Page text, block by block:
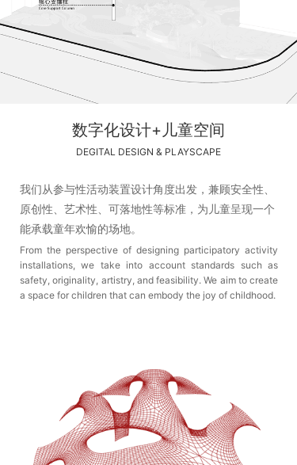
数字化设计+儿童空间
DEGITAL DESIGN & PLAYSCAPE
From the perspective of designing participatory activity
installations, we take into account standards such as
safety, originality, artistry, and feasibility. We aim to create
a space for children that can embody the joy of childhood.
我们从参与性活动装置设计角度出发，兼顾安全性、
原创性、艺术性、可落地性等标准，为儿童呈现一个
能承载童年欢愉的场地。